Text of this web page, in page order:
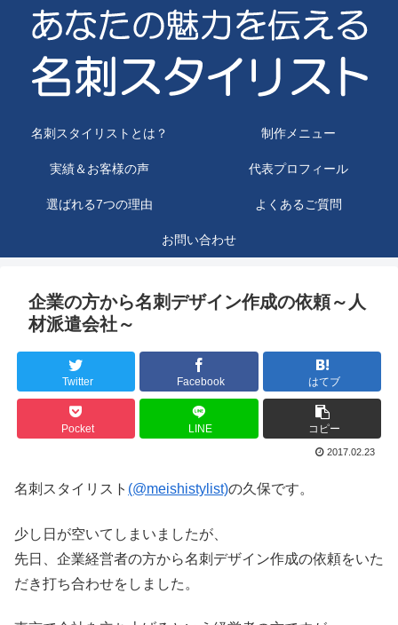
名刺スタイリストとは？ 制作メニュー
実績＆お客様の声 代表プロフィール
選ばれる7つの理由 よくあるご質問
お問い合わせ
企業の方から名刺デザイン作成の依頼～人
材派遣会社～
Twitter Facebook はてブ
Pocket LINE コピー
2017.02.23
名刺スタイリスト (@meishistylist)の久保です。
少し日が空いてしまいましたが、
先日、企業経営者の方から名刺デザイン作成の依頼をいた
だき打ち合わせをしました。